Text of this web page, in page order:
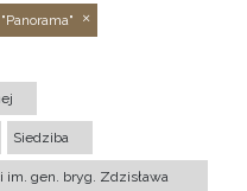
Siedziba
im. gen. bryg. Zdzisława